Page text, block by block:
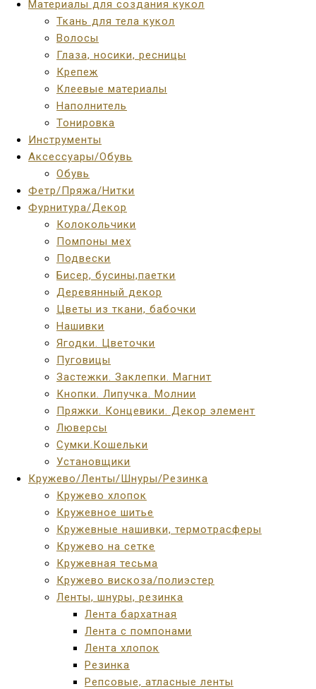
Материалы для создания кукол
Ткань для тела кукол
Волосы
Глаза, носики, ресницы
Крепеж
Клеевые материалы
Наполнитель
Тонировка
Инструменты
Аксессуары/Обувь
Обувь
Фетр/Пряжа/Нитки
Фурнитура/Декор
Колокольчики
Помпоны мех
Подвески
Бисер, бусины,паетки
Деревянный декор
Цветы из ткани, бабочки
Нашивки
Ягодки. Цветочки
Пуговицы
Застежки. Заклепки. Магнит
Кнопки. Липучка. Молнии
Пряжки. Концевики. Декор элемент
Люверсы
Сумки.Кошельки
Установщики
Кружево/Ленты/Шнуры/Резинка
Кружево хлопок
Кружевное шитье
Кружевные нашивки, термотрасферы
Кружево на сетке
Кружевная тесьма
Кружево вискоза/полиэстер
Ленты, шнуры, резинка
Лента бархатная
Лента с помпонами
Лента хлопок
Резинка
Репсовые, атласные ленты